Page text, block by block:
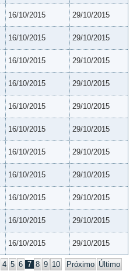
16/10/2015 29/10/2015
16/10/2015 29/10/2015
16/10/2015 29/10/2015
16/10/2015 29/10/2015
16/10/2015 29/10/2015
16/10/2015 29/10/2015
16/10/2015 29/10/2015
16/10/2015 29/10/2015
16/10/2015 29/10/2015
16/10/2015 29/10/2015
16/10/2015 29/10/2015
4 5 6 7 8 9 10 Próximo Último